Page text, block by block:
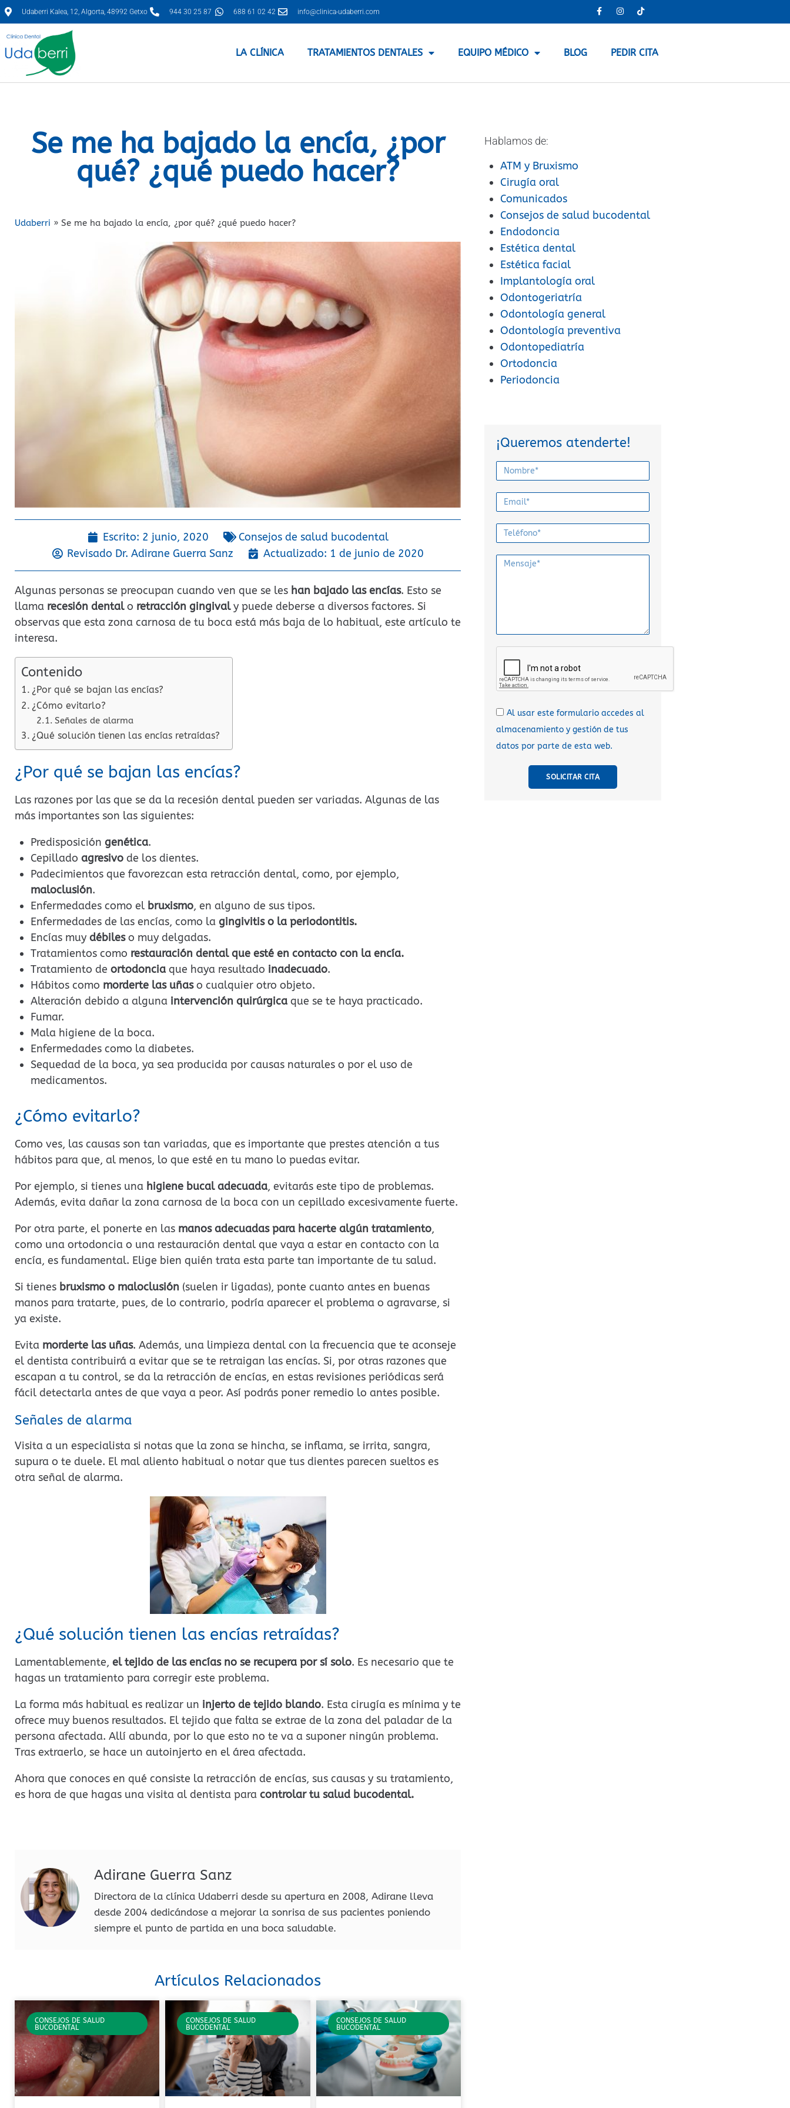
Udaberri Kalea, 12, Algorta, 48992 Getxo 944 30 25 87 688 61 02 42 info@clinica-udaberri.com
LA CLÍNICA TRATAMIENTOS DENTALES EQUIPO MÉDICO BLOG PEDIR CITA
Se me ha bajado la encía, ¿por
qué? ¿qué puedo hacer?
Udaberri » Se me ha bajado la encía, ¿por qué? ¿qué puedo hacer?
Escrito: 2 junio, 2020
Consejos de salud bucodental
Revisado Dr. Adirane Guerra Sanz Actualizado: 1 de junio de 2020
Algunas personas se preocupan cuando ven que se les han bajado las encías. Esto se
llama recesión dentalo retracción gingivaly puede deberse a diversos factores. Si
observas que esta zona carnosa de tu boca está más baja de lo habitual, este artículo te
interesa.
Contenido
¿Por qué se bajan las encías?
¿Cómo evitarlo?
Señales de alarma
¿Qué solución tienen las encías retraídas?
¿Por qué se bajan las encías?
Las razones por las que se da la recesión dental pueden ser variadas. Algunas de las
más importantes son las siguientes:
Predisposición genética.
Cepillado agresivo de los dientes.
Padecimientos que favorezcan esta retracción dental, como, por ejemplo,
maloclusión.
Enfermedades como el bruxismo, en alguno de sus tipos.
Enfermedades de las encías, como la gingivitis o la periodontitis.
Encías muy débileso muy delgadas.
Tratamientos como restauración dental que esté en contacto con la encía.
Tratamiento de ortodoncia que haya resultado inadecuado.
Hábitos como morderte las uñaso cualquier otro objeto.
Alteración debido a alguna intervención quirúrgica que se te haya practicado.
Fumar.
Mala higiene de la boca.
Enfermedades como la diabetes.
Sequedad de la boca, ya sea producida por causas naturales o por el uso de
medicamentos.
¿Cómo evitarlo?
Como ves, las causas son tan variadas, que es importante que prestes atención a tus
hábitos para que, al menos, lo que esté en tu mano lo puedas evitar.
Por ejemplo, si tienes una higiene bucal adecuada, evitarás este tipo de problemas.
Además, evita dañar la zona carnosa de la boca con un cepillado excesivamente fuerte.
Por otra parte, el ponerte en las manos adecuadas para hacerte algún tratamiento,
como una ortodoncia o una restauración dental que vaya a estar en contacto con la
encía, es fundamental. Elige bien quién trata esta parte tan importante de tu salud.
Si tienes bruxismo o maloclusión (suelen ir ligadas), ponte cuanto antes en buenas
manos para tratarte, pues, de lo contrario, podría aparecer el problema o agravarse, si
ya existe.
Evita morderte las uñas. Además, una limpieza dental con la frecuencia que te aconseje
el dentista contribuirá a evitar que se te retraigan las encías. Si, por otras razones que
escapan a tu control, se da la retracción de encías, en estas revisiones periódicas será
fácil detectarla antes de que vaya a peor. Así podrás poner remedio lo antes posible.
Señales de alarma
Visita a un especialista si notas que la zona se hincha, se inflama, se irrita, sangra,
supura o te duele. El mal aliento habitual o notar que tus dientes parecen sueltos es
otra señal de alarma.
¿Qué solución tienen las encías retraídas?
Lamentablemente, el tejido de las encías no se recupera por sí solo. Es necesario que te
hagas un tratamiento para corregir este problema.
La forma más habitual es realizar un injerto de tejido blando. Esta cirugía es mínima y te
ofrece muy buenos resultados. El tejido que falta se extrae de la zona del paladar de la
persona afectada. Allí abunda, por lo que esto no te va a suponer ningún problema.
Tras extraerlo, se hace un autoinjerto en el área afectada.
Ahora que conoces en qué consiste la retracción de encías, sus causas y su tratamiento,
es hora de que hagas una visita al dentista para controlar tu salud bucodental.
Adirane Guerra Sanz
Directora de la clínica Udaberri desde su apertura en 2008, Adirane lleva
desde 2004 dedicándose a mejorar la sonrisa de sus pacientes poniendo
siempre el punto de partida en una boca saludable.
Artículos Relacionados
CONSEJOS DE SALUD
BUCODENTAL
CONSEJOS DE SALUD
BUCODENTAL
CONSEJOS DE SALUD
BUCODENTAL
Hablamos de:
ATM y Bruxismo
Cirugía oral
Comunicados
Consejos de salud bucodental
Endodoncia
Estética dental
Estética facial
Implantología oral
Odontogeriatría
Odontología general
Odontología preventiva
Odontopediatría
Ortodoncia
Periodoncia
¡Queremos atenderte!
Al usar este formulario accedes al
almacenamiento y gestión de tus
datos por parte de esta web.
SOLICITAR CITA